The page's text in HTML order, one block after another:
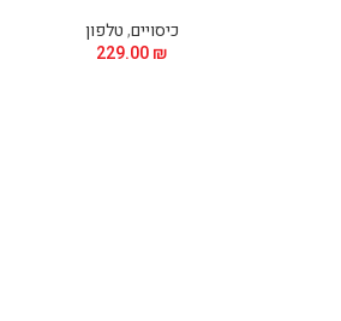
כיסויים,טלפון
229.00₪